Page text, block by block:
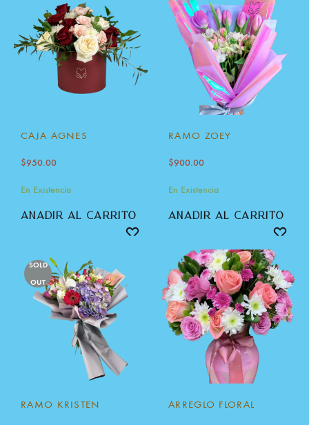
CAJA AGNES
$950.00
En Existencia
añadir al carrito
RAMO ZOEY
$900.00
En Existencia
añadir al carrito
SOLD
OUT
RAMO KRISTEN ARREGLO FLORAL